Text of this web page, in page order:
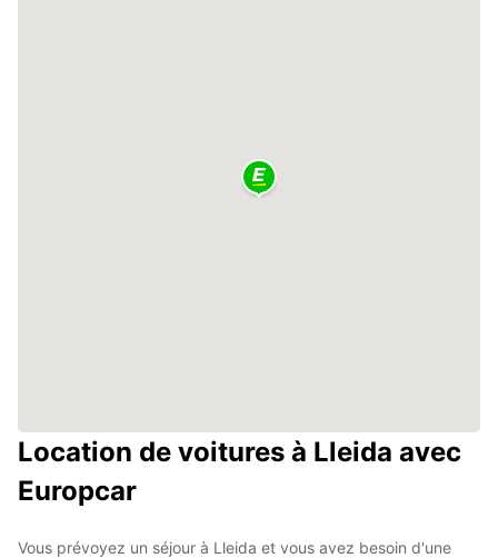
Location de voitures à Lleida avec
Europcar
Vous prévoyez un séjour à Lleida et vous avez besoin d'une